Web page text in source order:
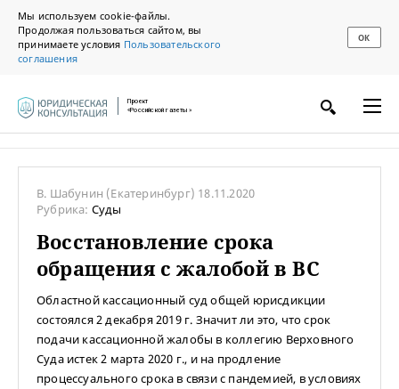
Мы используем cookie-файлы.
Продолжая пользоваться сайтом, вы
принимаете условия Пользовательского
соглашения
ОК
Проект
«Российской газеты»
В. Шабунин (Екатеринбург) 18.11.2020
Рубрика: Суды
Восстановление срока
обращения с жалобой в ВС
Областной кассационный суд общей юрисдикции
состоялся 2 декабря 2019 г. Значит ли это, что срок
подачи кассационной жалобы в коллегию Верховного
Суда истек 2 марта 2020 г., и на продление
процессуального срока в связи с пандемией, в условиях